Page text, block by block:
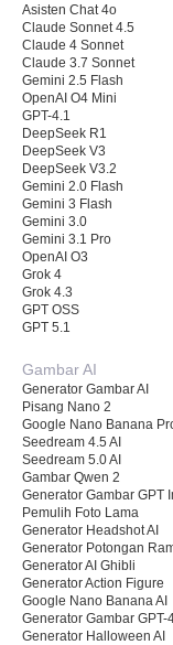
Asisten Chat 4o
Claude Sonnet 4.5
Claude 4 Sonnet
Claude 3.7 Sonnet
Gemini 2.5 Flash
OpenAI O4 Mini
GPT-4.1
DeepSeek R1
DeepSeek V3
DeepSeek V3.2
Gemini 2.0 Flash
Gemini 3 Flash
Gemini 3.0
Gemini 3.1 Pro
OpenAI O3
Grok 4
Grok 4.3
GPT OSS
GPT 5.1
Gambar AI
Generator Gambar AI
Pisang Nano 2
Google Nano Banana
Seedream 4.5 AI
Seedream 5.0 AI
Gambar Qwen 2
Generator Gambar GPT
Pemulih Foto Lama
Generator Headshot AI
Generator Potongan
Generator AI Ghibli
Generator Action Figure
Google Nano Banana AI
Generator Gambar GPT-
Generator Halloween AI